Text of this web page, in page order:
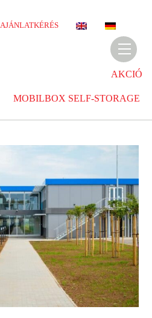
AJÁNLATKÉRÉS
E
D
Menu
AKCIÓ
MOBILBOX SELF-STORAGE